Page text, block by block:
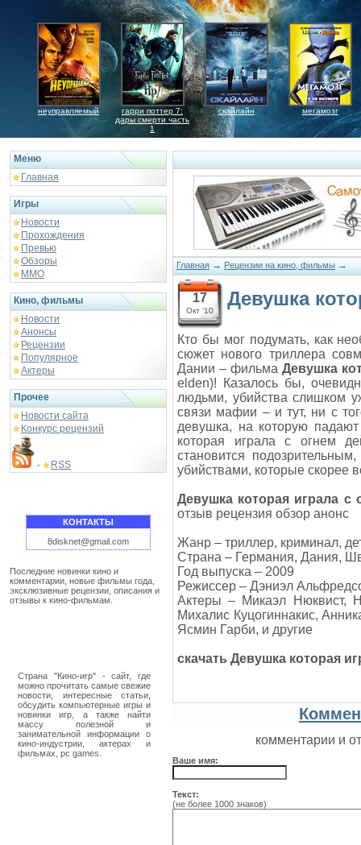
неуправляемый
гарри поттер 7:
дары смерти часть
1
скайлайн мегамозг
Меню
Главная
Игры
Новости
Прохождения
Превью
Обзоры
ММО
Кино, фильмы
Новости
Анонсы
Рецензии
Популярное
Актеры
Прочее
Новости сайта
Конкурс рецензий
- RSS
КОНТАКТЫ
8disknet@gmail.com
Последние новинки кино и
комментарии, новые фильмы года,
эксклюзивные рецензии, описания и
отзывы к кино-фильмам.
Страна "Кино-игр" - сайт, где
можно прочитать самые свежие
новости, интересные статьи,
обсудить компьютерные игры и
новинки игр, а также найти
массу полезной и
занимательной информации о
кино-индустрии, актерах и
фильмах, pc games.
Главная → Рецензии на кино, фильмы →
17
Окт '10
Девушка
Кто бы мог подумать, как
сюжет нового триллера
Дании – фильмаДевушка
elden)! Казалось бы,
людьми, убийства слишком
связи мафии – и тут, ни с
девушка, на которую
которая играла с огнем
становится
убийствами, которые
Девушка которая играла с
отзыв рецензия обзор анонс
Жанр – триллер, криминал,
Страна – Германия, Дания,
Год выпуска – 2009
Режиссер – Дэниэл
Актеры – Микаэл Нюквист,
Михалис Куцогиннакис,
Ясмин Гарби, и другие
скачать Девушка которая
комментарии и
Ваше имя:
Текст:
(не более 1000 знаков)